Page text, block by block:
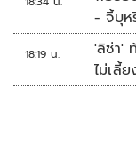
- จี้บุห
18:19 น.
'ลิซ่า'
ไม่เลี้